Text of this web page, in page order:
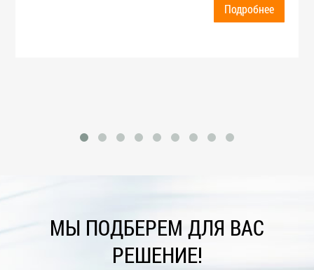
Подробнее
МЫ ПОДБЕРЕМ ДЛЯ ВАС
РЕШЕНИЕ!